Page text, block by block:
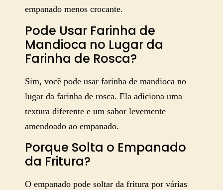
empanado menos crocante.
Pode Usar Farinha de
Mandioca no Lugar da
Farinha de Rosca?
Sim, você pode usar farinha de mandioca no
lugar da farinha de rosca. Ela adiciona uma
textura diferente e um sabor levemente
amendoado ao empanado.
Porque Solta o Empanado
da Fritura?
O empanado pode soltar da fritura por várias